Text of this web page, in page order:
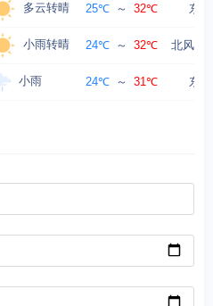
多云转晴 25℃ ～ 32℃ 东
小雨转晴 24℃ ～ 32℃ 北风转
小雨 24℃ ～ 31℃ 东